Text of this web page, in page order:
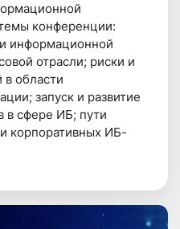
конференции:
информационной
отрасли; риски и
области
запуск и развитие
в сфере ИБ; пути
корпоративных ИБ-